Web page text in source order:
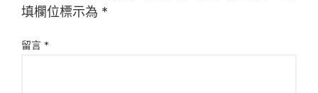
填欄位標示為 *
留言 *